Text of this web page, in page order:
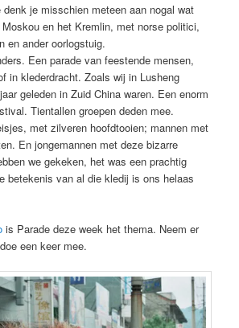
denk je misschien meteen aan nogal wat
en het Kremlin, met norse politici,
en ander oorlogstuig.
Een parade van feestende mensen,
in klederdracht. Zoals wij in Lusheng
geleden in Zuid China waren. Een enorm
Tientallen groepen deden mee.
met zilveren hoofdtooien; mannen met
En jongemannen met deze bizarre
we gekeken, het was een prachtig
betekenis van al die kledij is ons helaas
is Parade deze week het thema. Neem er
een keer mee.